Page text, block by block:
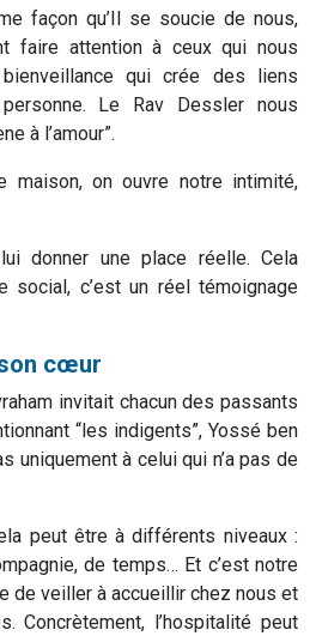
façon qu’Il se soucie de nous,
faire attention à ceux qui nous
qui crée des liens
Le Rav Dessler nous
à l’amour”.
maison, on ouvre notre intimité,
lui donner une place réelle. Cela
c’est un réel témoignage
cœur
invitait chacun des passants
“les indigents”, Yossé ben
uniquement à celui qui n’a pas de
peut être à différents niveaux :
de temps… Et c’est notre
de veiller à accueillir chez nous et
Concrètement, l’hospitalité peut